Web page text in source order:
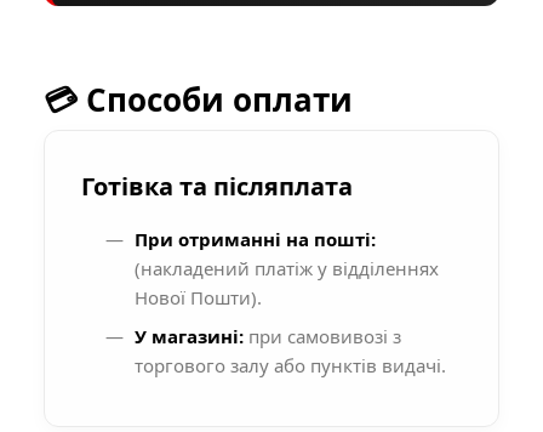
💳 Способи оплати
Готівка та післяплата
При отриманні на пошті:
(накладений платіж у відділеннях
Нової Пошти).
У магазині: при самовивозі з
торгового залу або пунктів видачі.